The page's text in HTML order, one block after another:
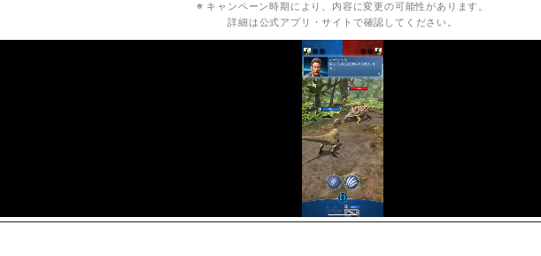
※ キャンペーン時期により、内容に変更の可能性があります。
詳細は公式アプリ・サイトで確認してください。